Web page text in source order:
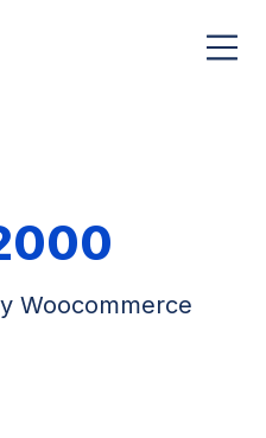
Woocommerce